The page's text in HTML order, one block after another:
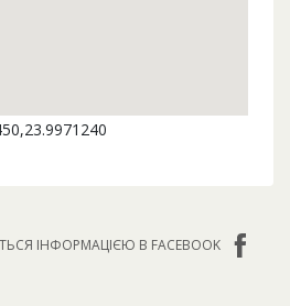
ІНФОРМАЦІЄЮ В FACEBOOK